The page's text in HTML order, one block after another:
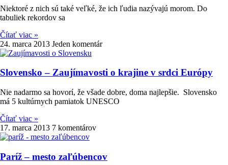
Niektoré z nich sú také veľké, že ich ľudia nazývajú morom. Do
tabuliek rekordov sa
Čítať viac »
24. marca 2013 Jeden komentár
Slovensko – Zaujímavosti o krajine v srdci Európy
Nie nadarmo sa hovorí, že všade dobre, doma najlepšie. Slovensko
má 5 kultúrnych pamiatok UNESCO
Čítať viac »
17. marca 2013 7 komentárov
Paríž – mesto zaľúbencov